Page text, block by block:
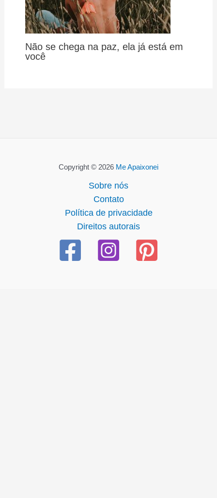
Não se chega na paz, ela já está em
você
Copyright © 2026 Me Apaixonei
Sobre nós
Contato
Política de privacidade
Direitos autorais